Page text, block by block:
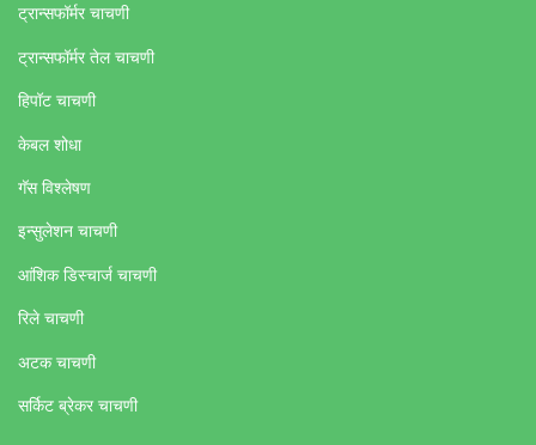
ट्रान्सफॉर्मर चाचणी
ट्रान्सफॉर्मर तेल चाचणी
हिपॉट चाचणी
केबल शोधा
गॅस विश्लेषण
इन्सुलेशन चाचणी
आंशिक डिस्चार्ज चाचणी
रिले चाचणी
अटक चाचणी
सर्किट ब्रेकर चाचणी